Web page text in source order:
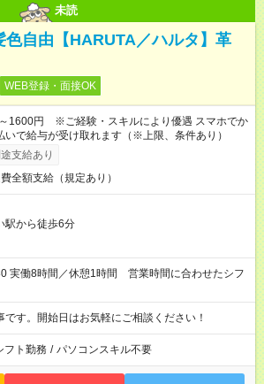
未読
色自由【HARUTA／ハルタ】革
WEB登録・面接OK
1600円 ※ご経験・スキルにより優遇 スマホでか
いで給与が受け取れます（※上限、条件あり）
支給あり
全額支給（規定あり）
駅から徒歩6分
シフ
です。開始日はお気軽にご相談ください！
フト勤務 / パソコンスキル不要